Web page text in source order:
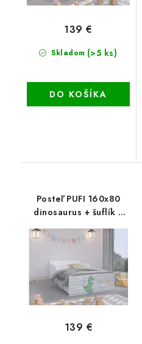
Skladom (>5 ks)
139 €
DO KOŠÍKA
Posteľ PUFI 160x80
dinosaurus + šuflík +
139 €